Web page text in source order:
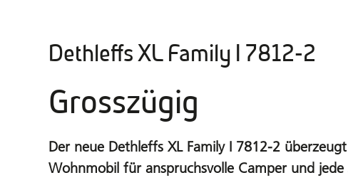
Dethleffs XL Family I 7812-2
Grosszügig
Der neue Dethleffs XL Family I 7812-2
Wohnmobil für anspruchsvolle Camper und jede